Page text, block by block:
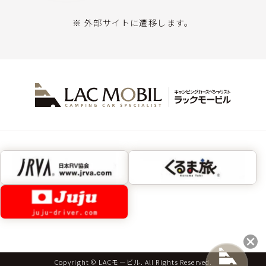
※ 外部サイトに遷移します。
Copyright © LACモービル. All Rights Reserved.